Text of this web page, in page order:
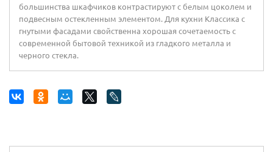
большинства шкафчиков контрастируют с белым цоколем и
подвесным остекленным элементом. Для кухни Классика с
гнутыми фасадами свойственна хорошая сочетаемость с
современной бытовой техникой из гладкого металла и
черного стекла.